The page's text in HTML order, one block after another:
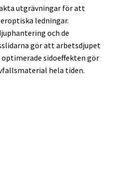
utgrävningar för att
ledningar.
och de
gör att arbetsdjupet
sidoeffekten gör
hela tiden.